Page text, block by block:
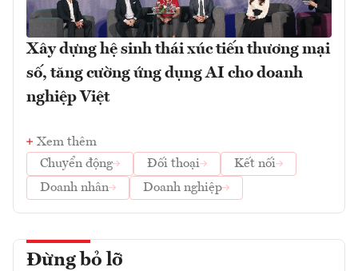
Xây dựng hệ sinh thái xúc tiến thương mại
số, tăng cường ứng dụng AI cho doanh
nghiệp Việt
Xem thêm
Chuyển động
Đối thoại
Kết nối
Doanh nhân
Doanh nghiệp
Đừng bỏ lỡ